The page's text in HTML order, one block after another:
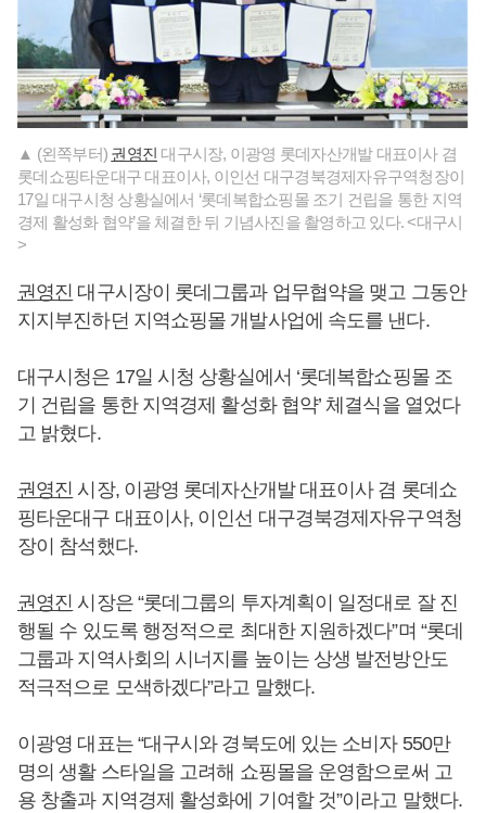
▲ (왼쪽부터) 권영진 대구시장, 이광영 롯데자산개발 대표이사 겸
롯데쇼핑타운대구 대표이사, 이인선 대구경북경제자유구역청장이
17일 대구시청 상황실에서 ‘롯데복합쇼핑몰 조기 건립을 통한 지역
경제 활성화 협약’을 체결한 뒤 기념사진을 촬영하고 있다. <대구시
>
권영진 대구시장이 롯데그룹과 업무협약을 맺고 그동안
지지부진하던 지역쇼핑몰 개발사업에 속도를 낸다.
대구시청은 17일 시청 상황실에서 ‘롯데복합쇼핑몰 조
기 건립을 통한 지역경제 활성화 협약’ 체결식을 열었다
고 밝혔다.
권영진 시장, 이광영 롯데자산개발 대표이사 겸 롯데쇼
핑타운대구 대표이사, 이인선 대구경북경제자유구역청
장이 참석했다.
권영진 시장은 “롯데그룹의 투자계획이 일정대로 잘 진
행될 수 있도록 행정적으로 최대한 지원하겠다”며 “롯데
그룹과 지역사회의 시너지를 높이는 상생 발전방안도
적극적으로 모색하겠다”라고 말했다.
이광영 대표는 “대구시와 경북도에 있는 소비자 550만
명의 생활 스타일을 고려해 쇼핑몰을 운영함으로써 고
용 창출과 지역경제 활성화에 기여할 것”이라고 말했다.